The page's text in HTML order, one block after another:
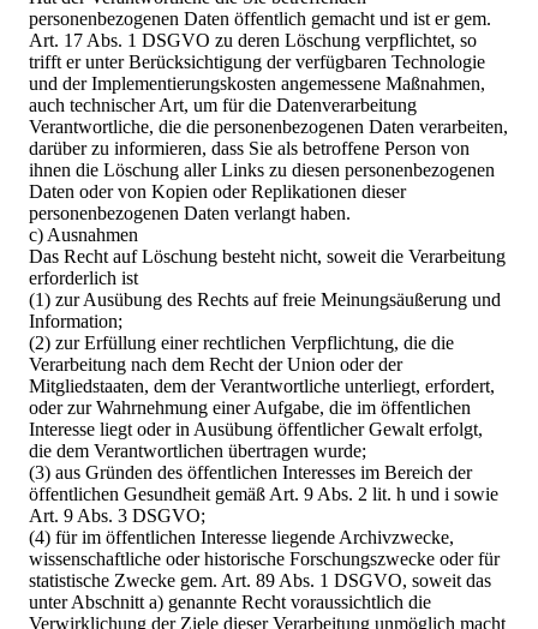
personenbezogenen Daten öffentlich gemacht und ist er gem.
Art. 17 Abs. 1 DSGVO zu deren Löschung verpflichtet, so
trifft er unter Berücksichtigung der verfügbaren Technologie
und der Implementierungskosten angemessene Maßnahmen,
auch technischer Art, um für die Datenverarbeitung
Verantwortliche, die die personenbezogenen Daten verarbeiten,
darüber zu informieren, dass Sie als betroffene Person von
ihnen die Löschung aller Links zu diesen personenbezogenen
Daten oder von Kopien oder Replikationen dieser
personenbezogenen Daten verlangt haben.
c) Ausnahmen
Das Recht auf Löschung besteht nicht, soweit die Verarbeitung
erforderlich ist
(1) zur Ausübung des Rechts auf freie Meinungsäußerung und
Information;
(2) zur Erfüllung einer rechtlichen Verpflichtung, die die
Verarbeitung nach dem Recht der Union oder der
Mitgliedstaaten, dem der Verantwortliche unterliegt, erfordert,
oder zur Wahrnehmung einer Aufgabe, die im öffentlichen
Interesse liegt oder in Ausübung öffentlicher Gewalt erfolgt,
die dem Verantwortlichen übertragen wurde;
(3) aus Gründen des öffentlichen Interesses im Bereich der
öffentlichen Gesundheit gemäß Art. 9 Abs. 2 lit. h und i sowie
Art. 9 Abs. 3 DSGVO;
(4) für im öffentlichen Interesse liegende Archivzwecke,
wissenschaftliche oder historische Forschungszwecke oder für
statistische Zwecke gem. Art. 89 Abs. 1 DSGVO, soweit das
unter Abschnitt a) genannte Recht voraussichtlich die
Verwirklichung der Ziele dieser Verarbeitung unmöglich macht